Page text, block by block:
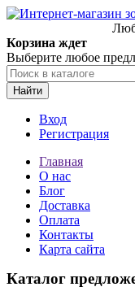
Корзина ждет
Выберите любое
Найти
Вход
Регистрация
Главная
О нас
Блог
Доставка
Оплата
Контакты
Карта сайта
Каталог